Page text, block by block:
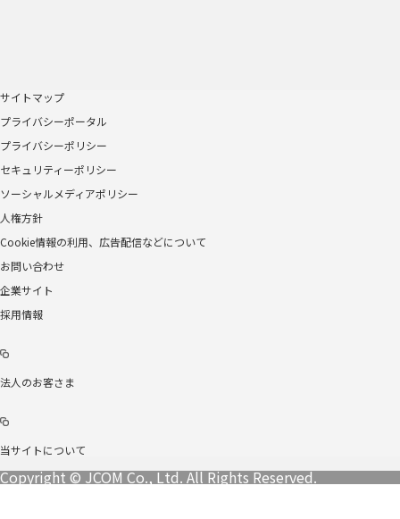
サイトマップ
プライバシーポータル
プライバシーポリシー
セキュリティーポリシー
ソーシャルメディアポリシー
人権方針
Cookie情報の利用、広告配信などについて
お問い合わせ
企業サイト
採用情報
法人のお客さま
当サイトについて
Copyright © JCOM Co., Ltd. All Rights Reserved.